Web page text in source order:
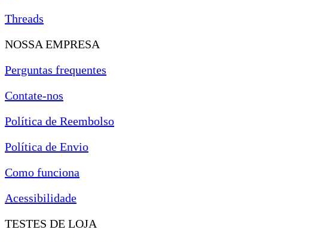
Threads
NOSSA EMPRESA
Perguntas frequentes
Contate-nos
Política de Reembolso
Política de Envio
Como funciona
Acessibilidade
TESTES DE LOJA